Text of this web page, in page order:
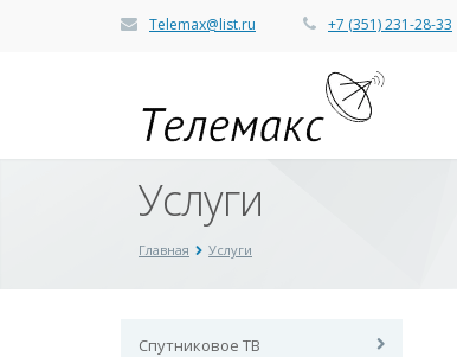
Telemax@list.ru +7 (351) 231-28-33
Услуги
Главная Услуги
Спутниковое ТВ